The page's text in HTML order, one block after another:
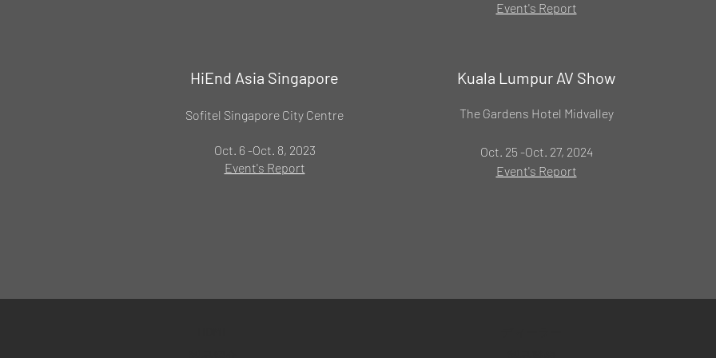
HiEnd Asia Singapore
Sofitel Singapore City Centre
Oct. 6 -Oct. 8, 2023
Event's Report
Event's Report
Kuala Lumpur AV Show
The Gardens Hotel Midvalley
Oct. 25 -Oct. 27, 2024
Event's Report​